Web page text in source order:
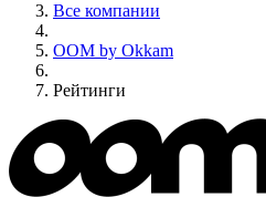
Все компании
OOM by Okkam
Рейтинги